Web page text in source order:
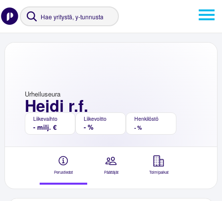
Hejdi r.f.
Urheiluseura
Liikevaihto
- milj. €
Liikevoitto
- %
Henkilöstö
- %
Perustiedot Päättäjät Toimipaikat